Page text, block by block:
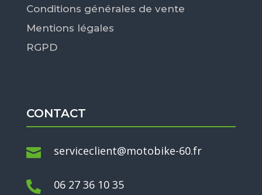
Conditions générales de vente
Mentions légales
RGPD
CONTACT
 serviceclient@motobike-60.fr
 06 27 36 10 35